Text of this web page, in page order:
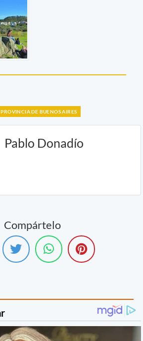
PROVINCIA DE BUENOS AIRES
Pablo Donadío
Compártelo